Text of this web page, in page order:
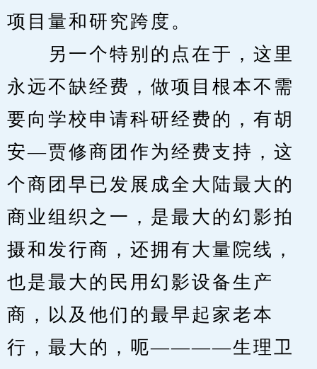
项目量和研究跨度。
另一个特别的点在于，这里
永远不缺经费，做项目根本不需
要向学校申请科研经费的，有胡
安—贾修商团作为经费支持，这
个商团早已发展成全大陆最大的
商业组织之一，是最大的幻影拍
摄和发行商，还拥有大量院线，
也是最大的民用幻影设备生产
商，以及他们的最早起家老本
行，最大的，呃————生理卫